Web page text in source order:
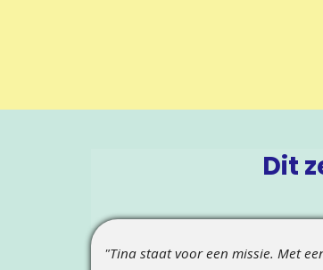
Dit
"Tina staat voor een missie. Met